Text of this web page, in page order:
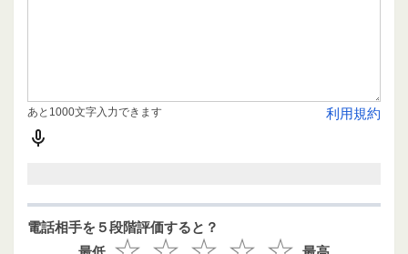
利用規約
あと1000文字入力できます
電話相手を５段階評価すると？